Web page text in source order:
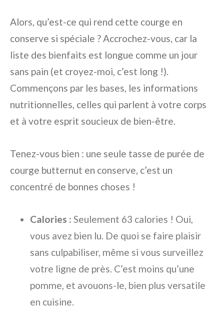
Alors, qu’est-ce qui rend cette courge en
conserve si spéciale ? Accrochez-vous, car la
liste des bienfaits est longue comme un jour
sans pain (et croyez-moi, c’est long !).
Commençons par les bases, les informations
nutritionnelles, celles qui parlent à votre corps
et à votre esprit soucieux de bien-être.
Tenez-vous bien : une seule tasse de purée de
courge butternut en conserve, c’est un
concentré de bonnes choses !
Calories : Seulement 63 calories ! Oui,
vous avez bien lu. De quoi se faire plaisir
sans culpabiliser, même si vous surveillez
votre ligne de près. C’est moins qu’une
pomme, et avouons-le, bien plus versatile
en cuisine.